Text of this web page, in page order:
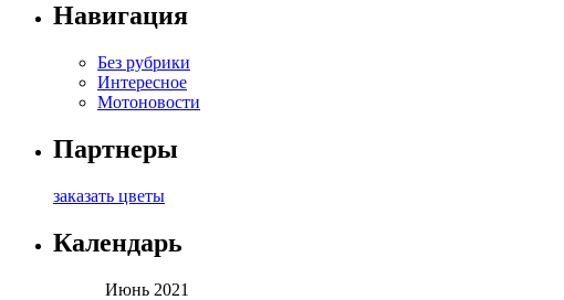
Навигация
Без рубрики
Интересное
Мотоновости
Партнеры
заказать цветы
Календарь
Июнь 2021